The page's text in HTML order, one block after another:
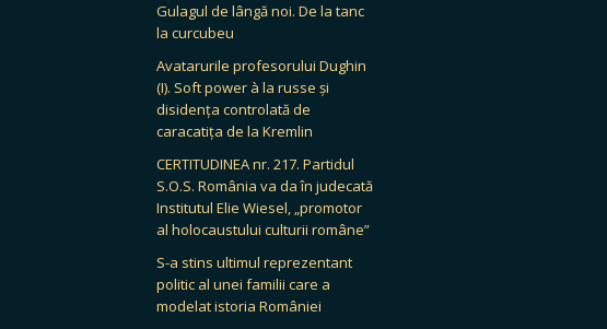
Gulagul de lângă noi. De la tanc
la curcubeu
Avatarurile profesorului Dughin
(I). Soft power à la russe și
disidența controlată de
caracatița de la Kremlin
CERTITUDINEA nr. 217. Partidul
S.O.S. România va da în judecată
Institutul Elie Wiesel, „promotor
al holocaustului culturii române”
S-a stins ultimul reprezentant
politic al unei familii care a
modelat istoria României